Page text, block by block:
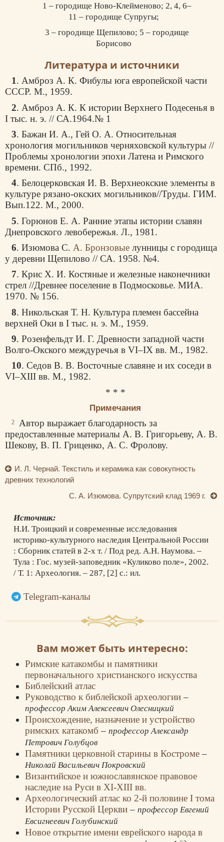
1 – городище Ново-Клейменово; 2, 4, 6–
11 – городище Супругы;
3 – городище Щепилово; 5 – городище
Борисово
Литература и источники
1. Амброз А. К. Фибулы юга европейской части
СССР. М., 1959.
2. Амброз А. К. К истории Верхнего Подесенья в
I тыс. н. э. // СА.1964.№ 1
3. Бажан И. А., Гей О. А. Относительная
хронология могильников черняховской культуры //
Проблемы хронологии эпохи Латена и Римского
времени. СПб., 1992.
4. Белоцерковская И. В. Верхнеокские элементы в
культуре рязано-окских могильников//Труды. ГИМ.
Вып.122. М., 2000.
5. Горюнов Е. А. Ранние этапы истории славян
Днепровского левобережья. Л., 1981.
6. Изюмова С. А. Бронзовые лунницы с городища
у деревни Щепилово // СА. 1958. №4.
7. Крис X. И. Костяные и железные наконечники
стрел //Древнее поселение в Подмосковье. МИА.
1970. № 156.
8. Никольская Т. Н. Культура племен бассейна
верхней Оки в I тыс. н. э. М., 1959.
9. Розенфельдт И. Г. Древности западной части
Волго-Окского междуречья в VI–IX вв. М., 1982.
10. Седов В. В. Восточные славяне и их соседи в
VI–XIII вв. М., 1982.
* * *
Примечания
2
Автор выражает благодарность за
предоставленные материалы А. В. Григорьеву, А. В.
Шекову, В. П. Гриценко, А. С. Фролову.
И. Л. Чернай. Текстиль и керамика как совокупность
древних технологий
С. А. Изюмова. Супрутский клад 1969 г.
Источник:
Н.И. Троицкий и современные исследования
историко-культурного наследия Центральной России
: Сборник статей в 2-х т. / Под ред. А.Н. Наумова. –
Тула : Гос. музей-заповедник «Куликово поле», 2002.
/ Т. 1: Археология. – 287, [2] с.: ил.
Telegram-каналы
Вам может быть интересно:
Римские катакомбы и памятники
первоначального христианского искусства
Библейский атлас
Руководство к библейской археологии–
профессор Аким Алексеевич Олесницкий
Происхождение, назначение и устройство
римских катакомб– профессор Александр
Петрович Голубцов
Памятники церковной старины в Костроме–
Николай Васильевич Покровский
Византийское и южнославянское правовое
наследие на Руси в XI-XIII вв.
Археологический атлас ко 2-й половине I тома
Истории Русской Церкви– профессор Евгений
Евсигнеевич Голубинский
Новое открытие имени еврейского народа в